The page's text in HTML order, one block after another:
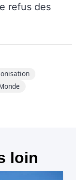
refus des
loin